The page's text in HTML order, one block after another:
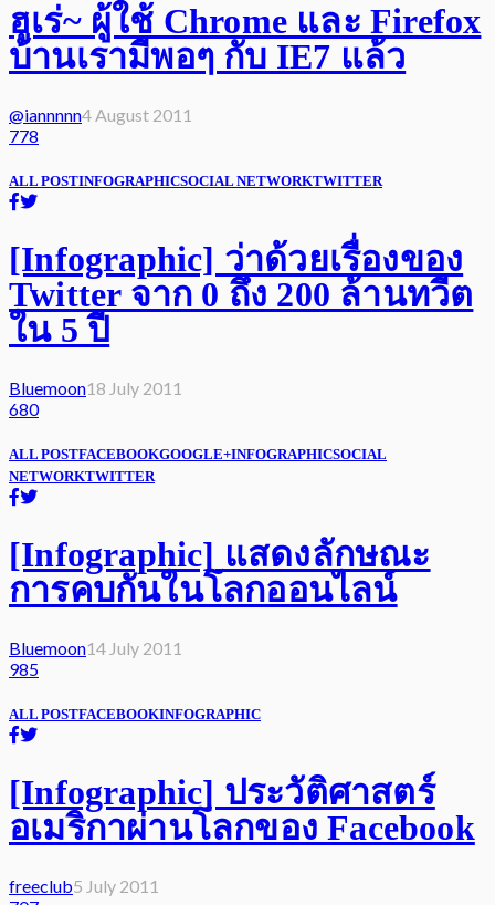
ฮูเร่~ ผู้ใช้ Chrome และ Firefox
บ้านเรามีพอๆ กับ IE7 แล้ว
@iannnnn4 August 2011
778
ALL POSTINFOGRAPHICSOCIAL NETWORKTWITTER
[Infographic] ว่าด้วยเรื่องของ
Twitter จาก 0 ถึง 200 ล้านทวีต
ใน 5 ปี
Bluemoon18 July 2011
680
ALL POSTFACEBOOKGOOGLE+INFOGRAPHICSOCIAL
NETWORKTWITTER
[Infographic] แสดงลักษณะ
การคบกันในโลกออนไลน์
Bluemoon14 July 2011
985
ALL POSTFACEBOOKINFOGRAPHIC
[Infographic] ประวัติศาสตร์
อเมริกาผ่านโลกของ Facebook
freeclub5 July 2011